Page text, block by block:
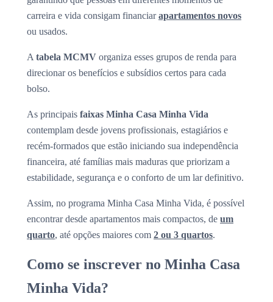
carreira e vida consigam financiarapartamentos novos
ou usados.
A tabela MCMV organiza esses grupos de renda para
direcionar os benefícios e subsídios certos para cada
bolso.
As principais faixas Minha Casa Minha Vida
contemplam desde jovens profissionais, estagiários e
recém-formados que estão iniciando sua independência
financeira, até famílias mais maduras que priorizam a
estabilidade, segurança e o conforto de um lar definitivo.
Assim, no programa Minha Casa Minha Vida, é possível
encontrar desde apartamentos mais compactos, de um
quarto, até opções maiores com 2 ou 3 quartos.
Como se inscrever no Minha Casa
Minha Vida?